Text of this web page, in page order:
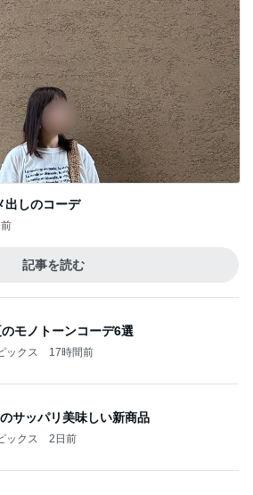
出しのコーデ
記事を読む
モノトーンコーデ6選
ックス 17時間前
サッパリ美味しい新商品
ックス 2日前